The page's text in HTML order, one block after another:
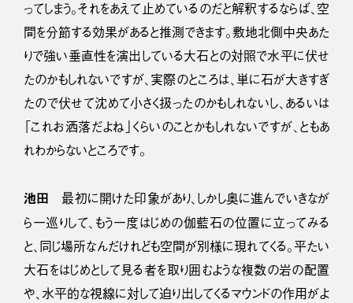
ってしまう。それをあえて止めているのだと解釈するならば、空
間を分節する効果があると推測できます。敷地北側中央あた
りで強い垂直性を演出している大石との対照で水平に伏せ
たのかもしれないですが、実際のところは、単に石が大きすぎ
たので伏せて沈めて小さく扱ったのかもしれないし、あるいは
「これお洒落だよね」くらいのことかもしれないですが、ともあ
れわからないところです。
池田 最初に開けた印象があり、しかし奥に進んでいきなが
ら一巡りして、もう一度はじめの伽藍石の位置に立ってみる
と、同じ場所なんだけれども空間が別様に現れてくる。平たい
大石をはじめとして見る者を取り囲むような複数の岩の配置
や、水平的な視線に対して迫り出してくるマウンドの作用がよ